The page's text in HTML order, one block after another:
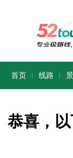
首页 线路
恭喜，